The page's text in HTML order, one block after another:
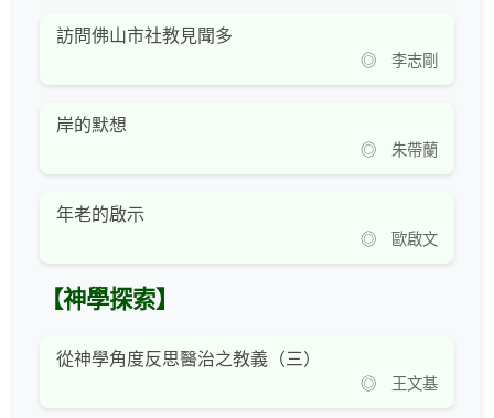
訪問佛山市社教見聞多
◎ 李志剛
岸的默想
◎ 朱帶蘭
年老的啟示
◎ 歐啟文
【神學探索】
從神學角度反思醫治之教義（三）
◎ 王文基